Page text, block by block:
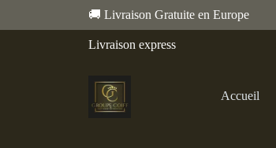
🚚 Livraison Gratuite en Europe
Livraison express
Accueil